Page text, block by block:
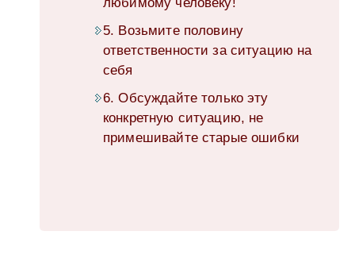
5. Возьмите половину
ответственности за ситуацию на
себя
6. Обсуждайте только эту
конкретную ситуацию, не
примешивайте старые ошибки